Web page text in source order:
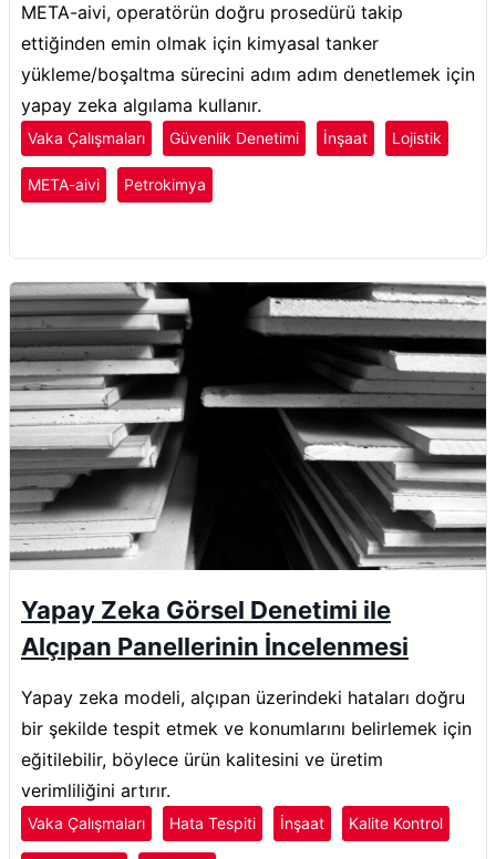
META-aivi, operatörün doğru prosedürü takip
ettiğinden emin olmak için kimyasal tanker
yükleme/boşaltma sürecini adım adım denetlemek için
yapay zeka algılama kullanır.
Vaka Çalışmaları Güvenlik Denetimi İnşaat Lojistik
META-aivi Petrokimya
Yapay Zeka Görsel Denetimi ile
Alçıpan Panellerinin İncelenmesi
Yapay zeka modeli, alçıpan üzerindeki hataları doğru
bir şekilde tespit etmek ve konumlarını belirlemek için
eğitilebilir, böylece ürün kalitesini ve üretim
verimliliğini artırır.
Vaka Çalışmaları Hata Tespiti İnşaat Kalite Kontrol